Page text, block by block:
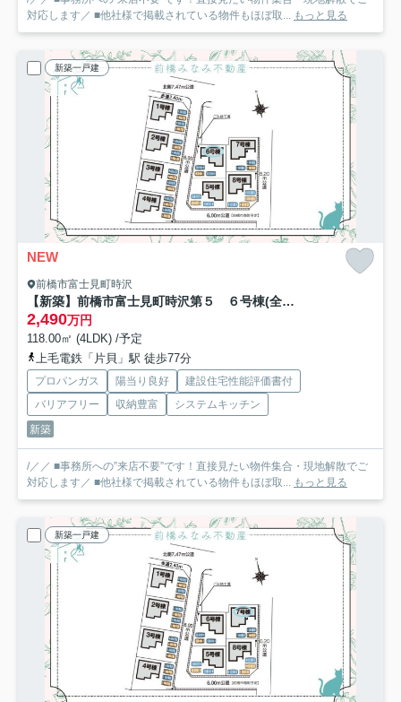
対応します／ ■他社様で掲載されている物件もほぼ取...
もっと見る
新築一戸建
NEW
前橋市富士見町時沢
【新築】前橋市富士見町時沢第５ ６号棟(全８棟) クリエートの家 新築建売分譲
2,490万円
118.00㎡ (4LDK) /予定
上毛電鉄「片貝」駅 徒歩77分
プロパンガス 陽当り良好
建設住宅性能評価書付
バリアフリー
収納豊富
システムキッチン
新築
/／／ ■事務所への”来店不要”です！直接見たい物件集合・現地解散でご
対応します／ ■他社様で掲載されている物件もほぼ取...
もっと見る
新築一戸建